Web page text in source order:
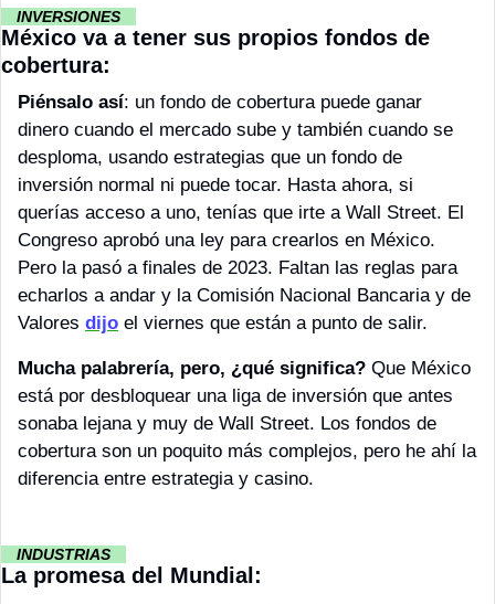
INVERSIONES
México va a tener sus propios fondos de
cobertura:
Piénsalo así: un fondo de cobertura puede ganar
dinero cuando el mercado sube y también cuando se
desploma, usando estrategias que un fondo de
inversión normal ni puede tocar. Hasta ahora, si
querías acceso a uno, tenías que irte a Wall Street. El
Congreso aprobó una ley para crearlos en México.
Pero la pasó a finales de 2023. Faltan las reglas para
echarlos a andar y la Comisión Nacional Bancaria y de
Valores dijo el viernes que están a punto de salir.
Mucha palabrería, pero, ¿qué significa? Que México
está por desbloquear una liga de inversión que antes
sonaba lejana y muy de Wall Street. Los fondos de
cobertura son un poquito más complejos, pero he ahí la
diferencia entre estrategia y casino.
INDUSTRIAS
La promesa del Mundial: